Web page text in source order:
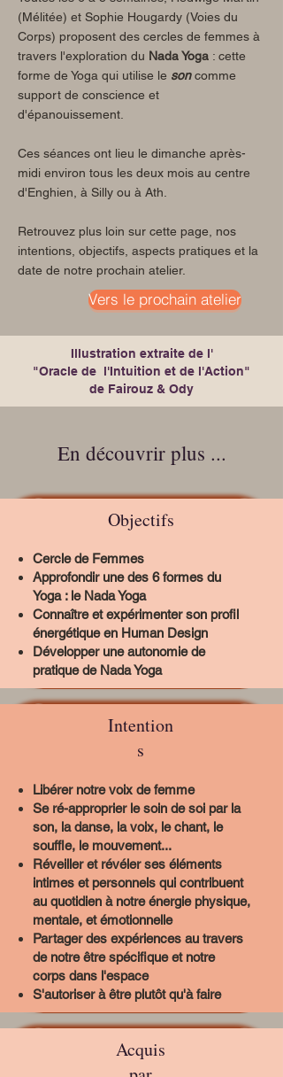
(Mélitée) et Sophie Hougardy (Voies du
Corps) proposent des cercles de femmes à
travers l'exploration du Nada Yoga : cette
forme de Yoga qui utilise le soncomme
support de conscience et
d'épanouissement.
Ces séances ont lieu le dimanche après-
midi environ tous les deux mois au centre
d'Enghien, à Silly ou à Ath.
Retrouvez plus loin sur cette page, nos
intentions, objectifs, aspects pratiques et la
date de notre prochain atelier.
Vers le prochain atelier
Illustration extraite de l'
"Oracle de l'Intuition et de l'Action"
de Fairouz & Ody
En découvrir plus ...
Objectifs
Cercle de Femmes
Approfondir une des 6 formes du
Yoga : le Nada Yoga
Connaître et expérimenter son profil
énergétique en Human Design
Développer une autonomie de
pratique de Nada Yoga
Intention
s
Libérer notre voix de femme
Se ré-approprier le soin de soi par la
son, la danse, la voix, le chant, le
souffle, le mouvement...
Réveiller et révéler ses éléments
intimes et personnels qui contribuent
au quotidien à notre énergie physique,
mentale, et émotionnelle
Partager des expériences au travers
de notre être spécifique et notre
corps dans l'espace
S'autoriser à être plutôt qu'à faire
Acquis